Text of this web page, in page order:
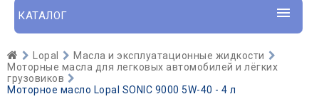
КАТАЛОГ
Lopal
Масла и эксплуатационные жидкости
Моторные масла для легковых автомобилей и лёгких
грузовиков
Моторное масло Lopal SONIC 9000 5W-40 - 4 л